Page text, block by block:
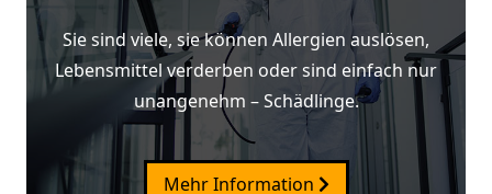
Sie sind viele, sie können Allergien auslösen,
Lebensmittel verderben oder sind einfach nur
unangenehm – Schädlinge.
Mehr Information